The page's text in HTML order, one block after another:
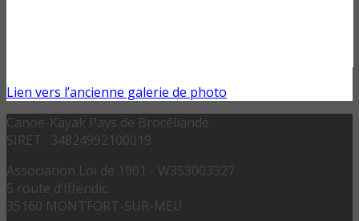
Lien vers l’ancienne galerie de photo
Canoë-Kayak Pays de Brocéliande
SIRET : 34824992100019
Association Loi de 1901 - W353003327
5 route d’Iffendic
35160 MONTFORT-SUR-MEU